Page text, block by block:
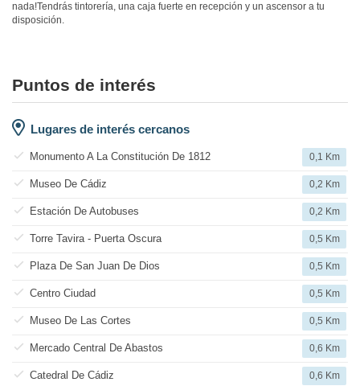
nada!Tendrás tintorería, una caja fuerte en recepción y un ascensor a tu
disposición.
Puntos de interés
Lugares de interés cercanos
Monumento A La Constitución De 1812 0,1 Km
Museo De Cádiz 0,2 Km
Estación De Autobuses 0,2 Km
Torre Tavira - Puerta Oscura 0,5 Km
Plaza De San Juan De Dios 0,5 Km
Centro Ciudad 0,5 Km
Museo De Las Cortes 0,5 Km
Mercado Central De Abastos 0,6 Km
Catedral De Cádiz 0,6 Km